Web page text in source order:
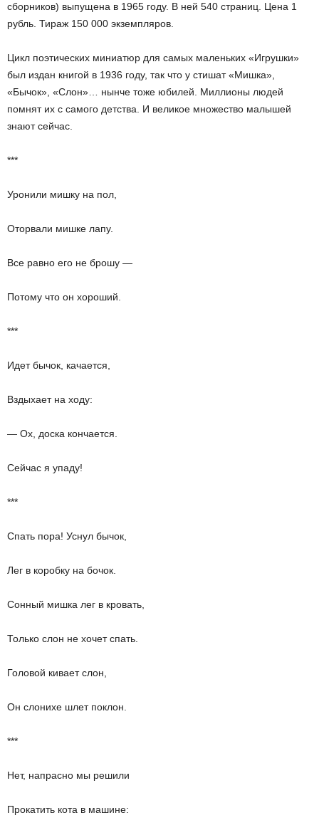
сборников) выпущена в 1965 году. В ней 540 страниц. Цена 1
рубль. Тираж 150 000 экземпляров.
Цикл поэтических миниатюр для самых маленьких «Игрушки»
был издан книгой в 1936 году, так что у стишат «Мишка»,
«Бычок», «Слон»… нынче тоже юбилей. Миллионы людей
помнят их с самого детства. И великое множество малышей
знают сейчас.
***
Уронили мишку на пол,
Оторвали мишке лапу.
Все равно его не брошу —
Потому что он хороший.
***
Идет бычок, качается,
Вздыхает на ходу:
— Ох, доска кончается.
Сейчас я упаду!
***
Спать пора! Уснул бычок,
Лег в коробку на бочок.
Сонный мишка лег в кровать,
Только слон не хочет спать.
Головой кивает слон,
Он слонихе шлет поклон.
***
Нет, напрасно мы решили
Прокатить кота в машине: